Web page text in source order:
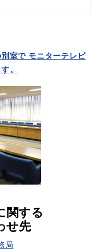
室で モニターテレビ
。
関する
せ先
局